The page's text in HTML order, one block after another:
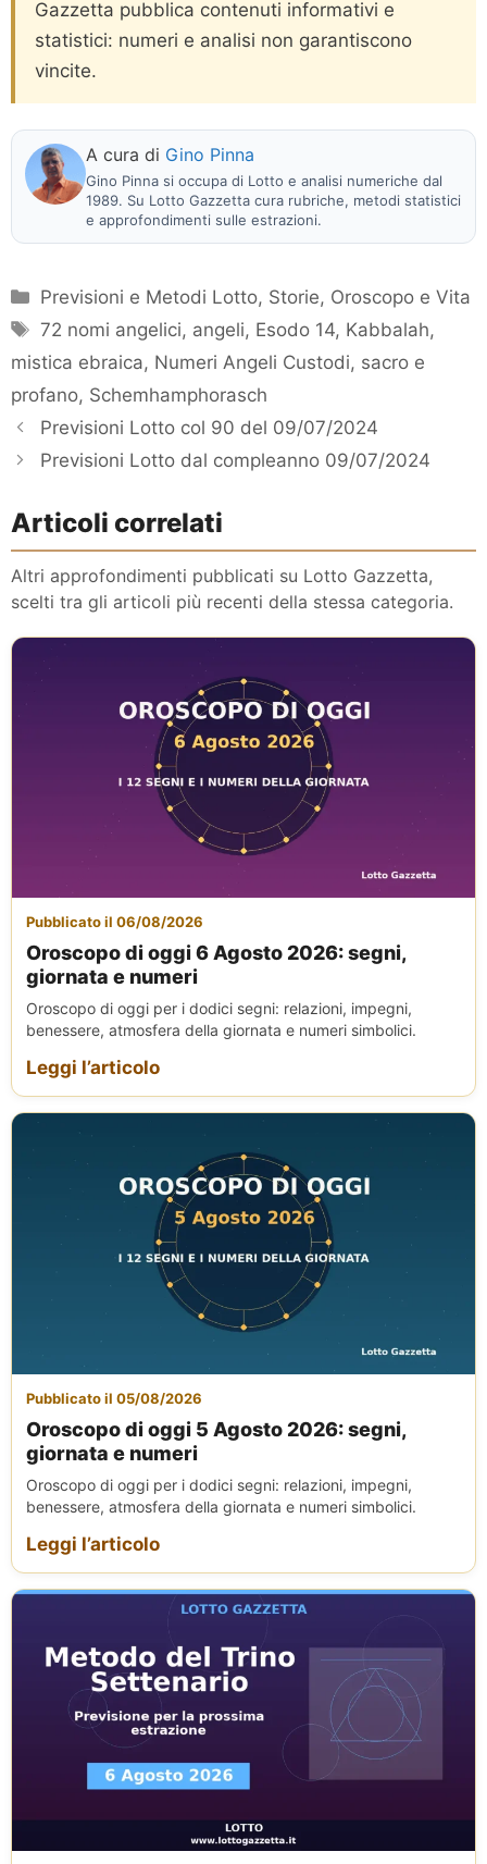
Gazzetta pubblica contenuti informativi e
statistici: numeri e analisi non garantiscono
vincite.
A cura di Gino Pinna
Gino Pinna si occupa di Lotto e analisi numeriche dal
1989. Su Lotto Gazzetta cura rubriche, metodi statistici
e approfondimenti sulle estrazioni.
Categorie
Previsioni e Metodi Lotto, Storie, Oroscopo e Vita
Tag
72 nomi angelici, angeli, Esodo 14, Kabbalah,
mistica ebraica, Numeri Angeli Custodi, sacro e
profano, Schemhamphorasch
Previsioni Lotto col 90 del 09/07/2024
Previsioni Lotto dal compleanno 09/07/2024
Articoli correlati
Altri approfondimenti pubblicati su Lotto Gazzetta,
scelti tra gli articoli più recenti della stessa categoria.
Pubblicato il 06/08/2026
Oroscopo di oggi 6 Agosto 2026: segni,
giornata e numeri
Oroscopo di oggi per i dodici segni: relazioni, impegni,
benessere, atmosfera della giornata e numeri simbolici.
Leggi l’articolo
Pubblicato il 05/08/2026
Oroscopo di oggi 5 Agosto 2026: segni,
giornata e numeri
Oroscopo di oggi per i dodici segni: relazioni, impegni,
benessere, atmosfera della giornata e numeri simbolici.
Leggi l’articolo